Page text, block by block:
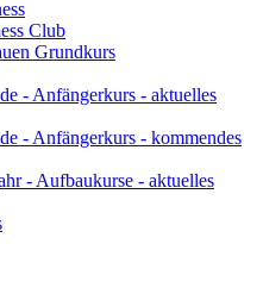
Club
Grundkurs
- Anfängerkurs - aktuelles
- Anfängerkurs - kommendes
- Aufbaukurse - aktuelles